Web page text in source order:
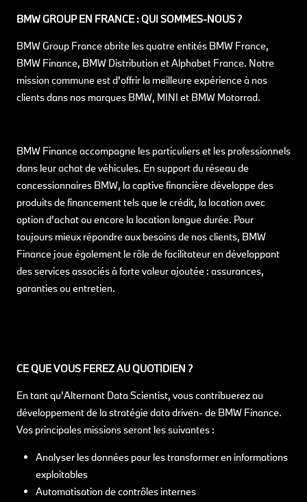
BMW GROUP EN FRANCE : QUI SOMMES-NOUS ?
BMW Group France abrite les quatre entités BMW France,
BMW Finance, BMW Distribution et Alphabet France. Notre
mission commune est d'offrir la meilleure expérience à nos
clients dans nos marques BMW, MINI et BMW Motorrad.
BMW Finance accompagne les particuliers et les professionnels
dans leur achat de véhicules. En support du réseau de
concessionnaires BMW, la captive financière développe des
produits de financement tels que le crédit, la location avec
option d’achat ou encore la location longue durée. Pour
toujours mieux répondre aux besoins de nos clients, BMW
Finance joue également le rôle de facilitateur en développant
des services associés à forte valeur ajoutée : assurances,
garanties ou entretien.
CE QUE VOUS FEREZ AU QUOTIDIEN ?
En tant qu’Alternant Data Scientist, vous contribuerez au
développement de la stratégie data driven- de BMW Finance.
Vos principales missions seront les suivantes :
Analyser les données pour les transformer en informations
exploitables
Automatisation de contrôles internes